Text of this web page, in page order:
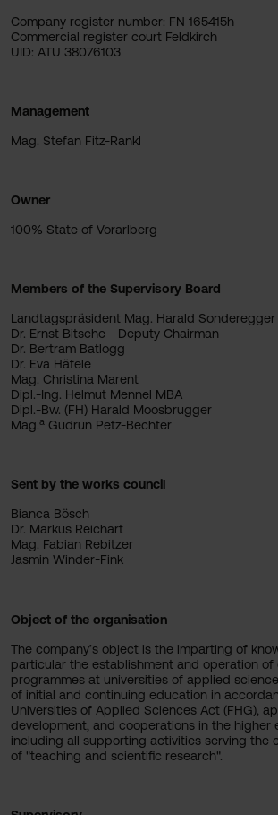
Company register number: FN 165415h
Commercial register court Feldkirch
UID: ATU 38076103
Management
Mag. Stefan Fitz-Rankl
Owner
100% State of Vorarlberg
Members of the Supervisory Board
Landtagspräsident Mag. Harald Sonderegger
Dr. Ernst Bitsche - Deputy Chairman
Dr. Bertram Batlogg
Dr. Eva Häfele
Mag. Christina Marent
Dipl.-Ing. Helmut Mennel MBA
Dipl.-Bw. (FH) Harald Moosbrugger
Mag.a Gudrun Petz-Bechter
Sent by the works council
Bianca Bösch
Dr. Markus Reichart
Mag. Fabian Rebitzer
Jasmin Winder-Fink
Object of the organisation
The company’s object is the imparting of
particular the establishment and operation of
programmes at universities of applied
of initial and continuing education in
Universities of Applied Sciences Act (FHG),
development, and cooperations in the higher
including all supporting activities serving the
of "teaching and scientific research".